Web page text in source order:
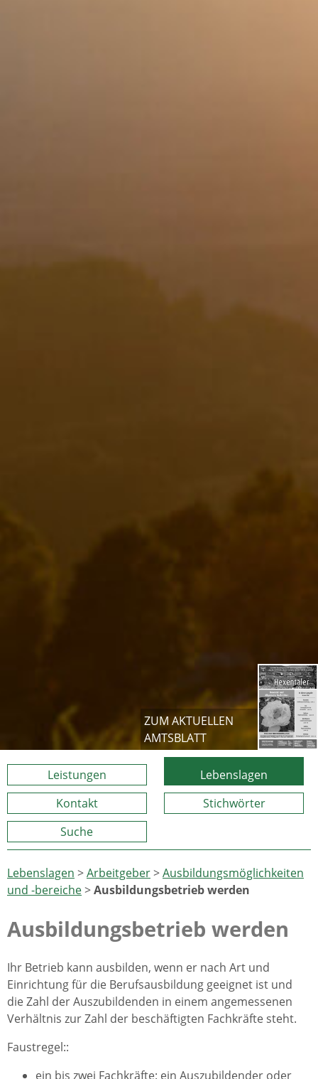
ZUM AKTUELLEN
AMTSBLATT
Leistungen
Lebenslagen
Kontakt
Stichwörter
Suche
Lebenslagen >Arbeitgeber>Ausbildungsmöglichkeiten
und -bereiche>Ausbildungsbetrieb werden
Ausbildungsbetrieb werden
Ihr Betrieb kann ausbilden, wenn er nach Art und
Einrichtung für die Berufsausbildung geeignet ist und
die Zahl der Auszubildenden in einem angemessenen
Verhältnis zur Zahl der beschäftigten Fachkräfte steht.
Faustregel::
ein bis zwei Fachkräfte: ein Auszubildender oder